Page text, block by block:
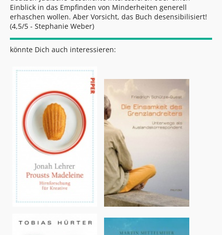
Einblick in das Empfinden von Minderheiten generell
erhaschen wollen. Aber Vorsicht, das Buch desensibilisiert!
(4,5/5 - Stephanie Weber)
könnte Dich auch interessieren: